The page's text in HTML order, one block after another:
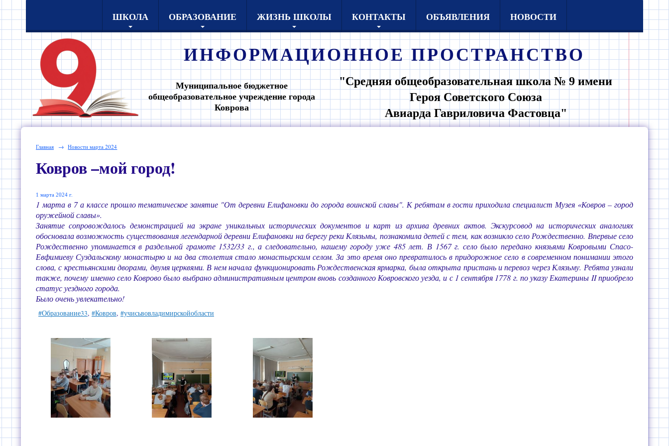
ШКОЛА ОБРАЗОВАНИЕ ЖИЗНЬ ШКОЛЫ КОНТАКТЫ ОБЪЯВЛЕНИЯ НОВОСТИ
ИНФОРМАЦИОННОЕ ПРОСТРАНСТВО
Муниципальное бюджетное
общеобразовательное учреждение города
Коврова
"Средняя общеобразовательная школа № 9 имени
Героя Советского Союза
Авиарда Гавриловича Фастовца"
Главная → Новости марта 2024
Ковров –мой город!
1 марта 2024 г.
1 марта в 7 а классе прошло тематическое занятие "От деревни Елифановки до города воинской славы". К ребятам в гости приходила специалист Музея «Ковров – город
оружейной славы».
Занятие сопровождалось демонстрацией на экране уникальных исторических документов и карт из архива древних актов. Экскурсовод на исторических аналогиях
обосновала возможность существования легендарной деревни Елифановки на берегу реки Клязьмы, познакомила детей с тем, как возникло село Рождественно. Впервые село
Рождественно упоминается в раздельной грамоте 1532/33 г., а следовательно, нашему городу уже 485 лет. В 1567 г. село было передано князьями Ковровыми Спасо-
Евфимиеву Суздальскому монастырю и на два столетия стало монастырским селом. За это время оно превратилось в придорожное село в современном понимании этого
слова, с крестьянскими дворами, двумя церквями. В нем начала функционировать Рождественская ярмарка, была открыта пристань и перевоз через Клязьму. Ребята узнали
также, почему именно село Коврово было выбрано административным центром вновь созданного Ковровского уезда, и с 1 сентября 1778 г. по указу Екатерины II приобрело
статус уездного города.
Было очень увлекательно!
#Образование33, #Ковров, #учисьвовладимирскойобласти